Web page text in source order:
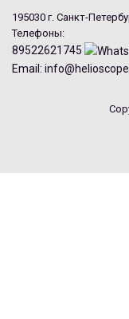
195030 г. Санкт-
Телефоны:
89522621745
Email: